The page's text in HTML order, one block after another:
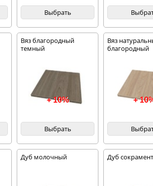
Выбрать
Вяз благородный
темный
+ 10%
Выбрать
Вяз
благородный
+
Дуб молочный Дуб